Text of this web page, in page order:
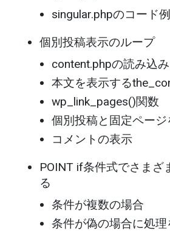
singular.phpのコード例
個別投稿表示のループ
content.phpの読み込み
本文を表示する
wp_link_pages()関数
個別投稿と固定ページ
コメントの表示
POINT if条件式でさまざ
る
条件が複数の場合
条件が偽の場合に処